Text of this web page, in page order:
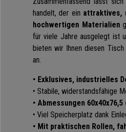
handelt, der ein attraktives,
hochwertigen Materialien
für viele Jahre ausgelegt ist
bieten wir Ihnen diesen
an.
• Exklusives, industrielles
• Stabile, widerstandsfähige
• Abmessungen 60x40x76,5
• Viel Speicherplatz dank
• Mit praktischen Rollen,